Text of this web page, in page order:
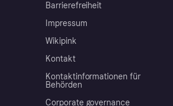
Barrierefreiheit
Impressum
Wikipink
Kontakt
Kontaktinformationen für
Behörden
Corporate governance